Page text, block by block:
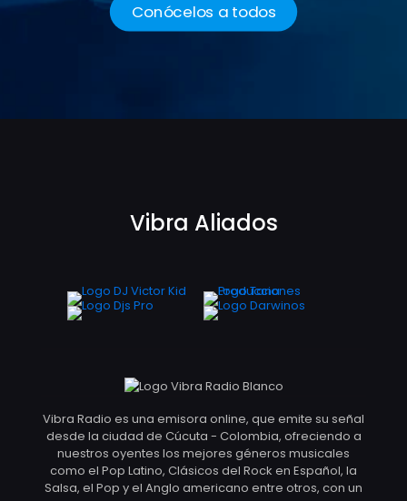
Conócelos a todos
Vibra Aliados
Vibra Radio es una emisora online, que emite su señal
desde la ciudad de Cúcuta - Colombia, ofreciendo a
nuestros oyentes los mejores géneros musicales
como el Pop Latino, Clásicos del Rock en Español, la
Salsa, el Pop y el Anglo americano entre otros, con un